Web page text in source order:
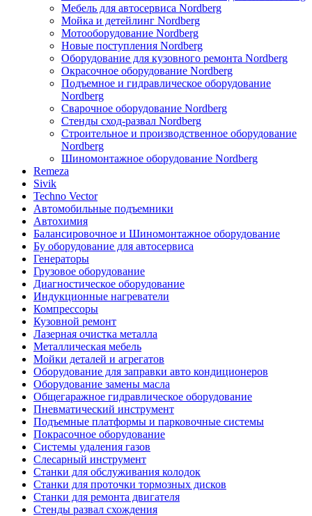
Мебель для автосервиса Nordberg
Мойка и детейлинг Nordberg
Мотооборудование Nordberg
Новые поступления Nordberg
Оборудование для кузовного ремонта Nordberg
Окрасочное оборудование Nordberg
Подъемное и гидравлическое оборудование
Nordberg
Сварочное оборудование Nordberg
Стенды сход-развал Nordberg
Строительное и производственное оборудование
Nordberg
Шиномонтажное оборудование Nordberg
Remeza
Sivik
Techno Vector
Автомобильные подъемники
Автохимия
Балансировочное и Шиномонтажное оборудование
Бу оборудование для автосервиса
Генераторы
Грузовое оборудование
Диагностическое оборудование
Индукционные нагреватели
Компрессоры
Кузовной ремонт
Лазерная очистка металла
Металлическая мебель
Мойки деталей и агрегатов
Оборудование для заправки авто кондиционеров
Оборудование замены масла
Общегаражное гидравлическое оборудование
Пневматический инструмент
Подъемные платформы и парковочные системы
Покрасочное оборудование
Системы удаления газов
Слесарный инструмент
Станки для обслуживания колодок
Станки для проточки тормозных дисков
Станки для ремонта двигателя
Стенды развал схождения